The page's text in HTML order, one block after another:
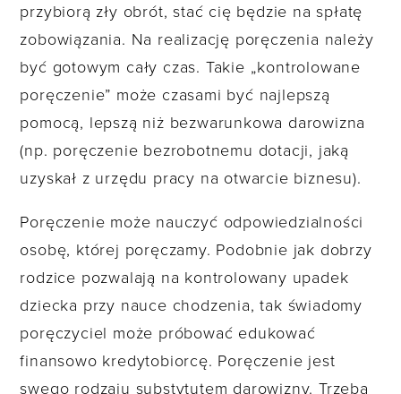
przybiorą zły obrót, stać cię będzie na spłatę
zobowiązania. Na realizację poręczenia należy
być gotowym cały czas. Takie „kontrolowane
poręczenie” może czasami być najlepszą
pomocą, lepszą niż bezwarunkowa darowizna
(np. poręczenie bezrobotnemu dotacji, jaką
uzyskał z urzędu pracy na otwarcie biznesu).
Poręczenie może nauczyć odpowiedzialności
osobę, której poręczamy. Podobnie jak dobrzy
rodzice pozwalają na kontrolowany upadek
dziecka przy nauce chodzenia, tak świadomy
poręczyciel może próbować edukować
finansowo kredytobiorcę. Poręczenie jest
swego rodzaju substytutem darowizny. Trzeba